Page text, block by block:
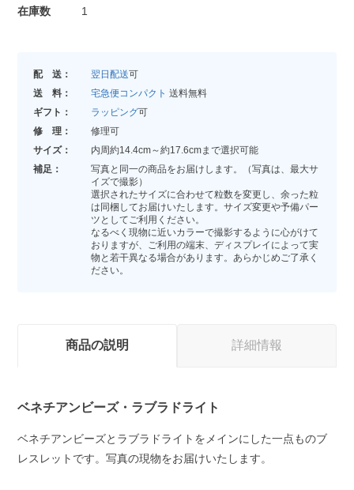
在庫数
1
配 送： 翌日配送可
送 料：
宅急便コンパクト 送料無料
ギフト：
ラッピング可
修 理：
修理可
サイズ：
内周約14.4cm～約17.6cmまで選択可能
補足：
写真と同一の商品をお届けします。（写真は、最大サ
イズで撮影）
選択されたサイズに合わせて粒数を変更し、余った粒
は同梱してお届けいたします。サイズ変更や予備パー
ツとしてご利用ください。
なるべく現物に近いカラーで撮影するように心がけて
おりますが、ご利用の端末、ディスプレイによって実
物と若干異なる場合があります。あらかじめご了承く
ださい。
商品の説明 詳細情報
ベネチアンビーズ・ラブラドライト
ベネチアンビーズとラブラドライトをメインにした一点ものブ
レスレットです。写真の現物をお届けいたします。